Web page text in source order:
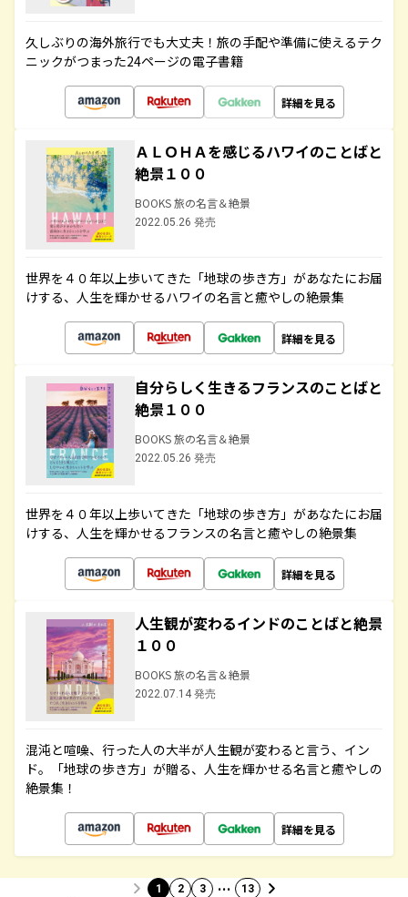
久しぶりの海外旅行でも大丈夫！旅の手配や準備に使えるテク
ニックがつまった24ページの電子書籍
詳細を見る
ＡＬＯＨＡを感じるハワイのことばと
絶景１００
BOOKS 旅の名言＆絶景
2022.05.26 発売
世界を４０年以上歩いてきた「地球の歩き方」があなたにお届
けする、人生を輝かせるハワイの名言と癒やしの絶景集
詳細を見る
自分らしく生きるフランスのことばと
絶景１００
BOOKS 旅の名言＆絶景
2022.05.26 発売
世界を４０年以上歩いてきた「地球の歩き方」があなたにお届
けする、人生を輝かせるフランスの名言と癒やしの絶景集
詳細を見る
人生観が変わるインドのことばと絶景
１００
BOOKS 旅の名言＆絶景
2022.07.14 発売
混沌と喧噪、行った人の大半が人生観が変わると言う、イン
ド。「地球の歩き方」が贈る、人生を輝かせる名言と癒やしの
絶景集！
詳細を見る
1 2 3 … 13